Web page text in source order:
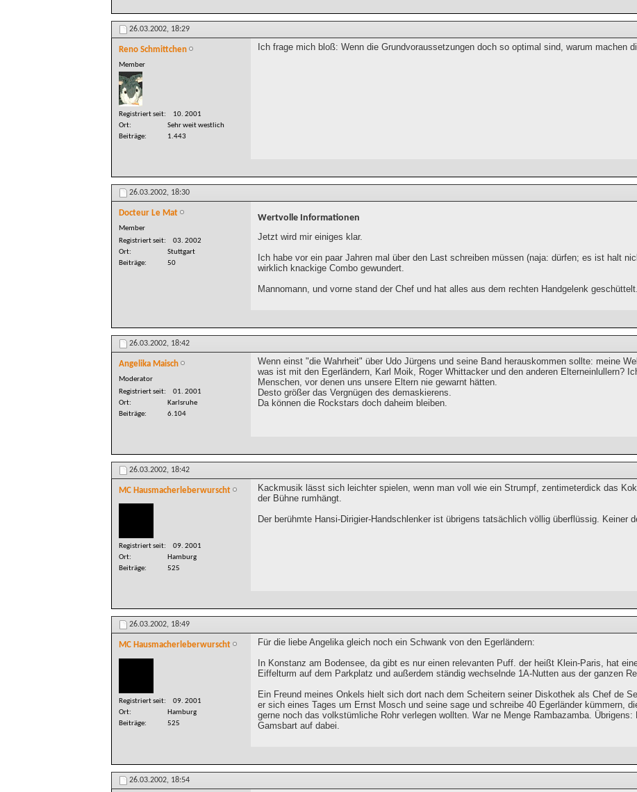
26.03.2002, 18:29
Reno Schmittchen
Member
Registriert seit
10. 2001
Ort
Sehr weit westlich
Beiträge
1.443
Ich frage mich bloß: Wenn die Grundvoraussetzungen doch so optimal sind, warum machen
26.03.2002, 18:30
Docteur Le Mat
Member
Registriert seit
03. 2002
Ort
Stuttgart
Beiträge
50
Wertvolle Informationen
Jetzt wird mir einiges klar.
Ich habe vor ein paar Jahren mal über den Last schreiben müssen (naja: dürfen; es ist halt
wirklich knackige Combo gewundert.
Mannomann, und vorne stand der Chef und hat alles aus dem rechten Handgelenk
26.03.2002, 18:42
Angelika Maisch
Moderator
Registriert seit
01. 2001
Ort
Karlsruhe
Beiträge
6.104
Wenn einst "die Wahrheit" über Udo Jürgens und seine Band herauskommen sollte: meine
was ist mit den Egerländern, Karl Moik, Roger Whittacker und den anderen Elterneinlullern?
Menschen, vor denen uns unsere Eltern nie gewarnt hätten.
Desto größer das Vergnügen des demaskierens.
Da können die Rockstars doch daheim bleiben.
26.03.2002, 18:42
MC Hausmacherleberwurscht
Registriert seit
09. 2001
Ort
Hamburg
Beiträge
525
Kackmusik lässt sich leichter spielen, wenn man voll wie ein Strumpf, zentimeterdick das
der Bühne rumhängt.
Der berühmte Hansi-Dirigier-Handschlenker ist übrigens tatsächlich völlig überflüssig. Keiner
26.03.2002, 18:49
MC Hausmacherleberwurscht
Registriert seit
09. 2001
Ort
Hamburg
Beiträge
525
Für die liebe Angelika gleich noch ein Schwank von den Egerländern:
In Konstanz am Bodensee, da gibt es nur einen relevanten Puff. der heißt Klein-Paris, hat
Eiffelturm auf dem Parkplatz und außerdem ständig wechselnde 1A-Nutten aus der ganzen
Ein Freund meines Onkels hielt sich dort nach dem Scheitern seiner Diskothek als Chef de
er sich eines Tages um Ernst Mosch und seine sage und schreibe 40 Egerländer kümmern,
gerne noch das volkstümliche Rohr verlegen wollten. War ne Menge Rambazamba.
Gamsbart auf dabei.
26.03.2002, 18:54